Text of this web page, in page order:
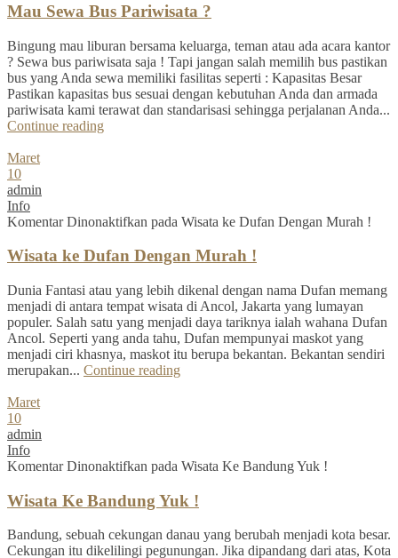
Mau Sewa Bus Pariwisata ?
Bingung mau liburan bersama keluarga, teman atau ada acara kantor
? Sewa bus pariwisata saja ! Tapi jangan salah memilih bus pastikan
bus yang Anda sewa memiliki fasilitas seperti : Kapasitas Besar
Pastikan kapasitas bus sesuai dengan kebutuhan Anda dan armada
pariwisata kami terawat dan standarisasi sehingga perjalanan Anda...
Continue reading
Maret
10
admin
Info
Komentar Dinonaktifkan pada Wisata ke Dufan Dengan Murah !
Wisata ke Dufan Dengan Murah !
Dunia Fantasi atau yang lebih dikenal dengan nama Dufan memang
menjadi di antara tempat wisata di Ancol, Jakarta yang lumayan
populer. Salah satu yang menjadi daya tariknya ialah wahana Dufan
Ancol. Seperti yang anda tahu, Dufan mempunyai maskot yang
menjadi ciri khasnya, maskot itu berupa bekantan. Bekantan sendiri
merupakan... Continue reading
Maret
10
admin
Info
Komentar Dinonaktifkan pada Wisata Ke Bandung Yuk !
Wisata Ke Bandung Yuk !
Bandung, sebuah cekungan danau yang berubah menjadi kota besar.
Cekungan itu dikelilingi pegunungan. Jika dipandang dari atas, Kota